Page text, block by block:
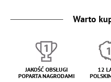
Warto
JAKOŚĆ OBSŁUGI
POPARTA NAGRODAMI
12